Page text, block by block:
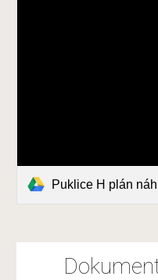
Puklice H plán